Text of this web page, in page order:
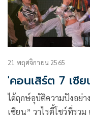
21 พฤศจิกายน 2565
ได้ฤกษ์อุบัติความปังอย่
เซียน” วาไรตี้โชว์ที่รว